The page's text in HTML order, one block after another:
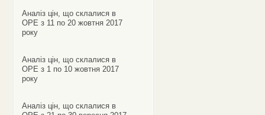
Аналіз цін, що склалися в
ОРЕ з 11 по 20 жовтня 2017
року
Аналіз цін, що склалися в
ОРЕ з 1 по 10 жовтня 2017
року
Аналіз цін, що склалися в